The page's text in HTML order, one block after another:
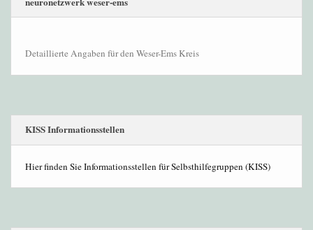
Detaillierte Angaben für den Weser-Ems Kreis
KISS Informationsstellen
Hier finden Sie Informationsstellen für Selbsthilfegruppen (KISS)